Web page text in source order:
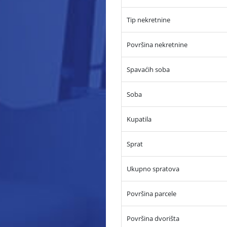
Tip nekretnine
Površina nekretnine
Spavaćih soba
Soba
Kupatila
Sprat
Ukupno spratova
Površina parcele
Površina dvorišta